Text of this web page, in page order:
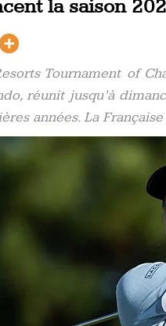
la saison
Tournament of
réunit jusqu’à
années. La